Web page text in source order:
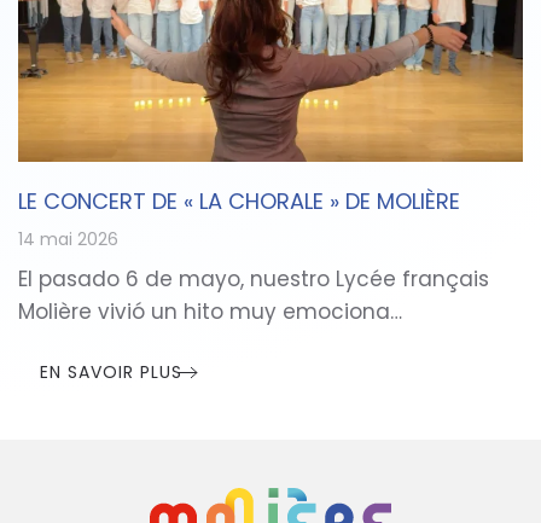
LE CONCERT DE « LA CHORALE » DE MOLIÈRE
14 mai 2026
El pasado 6 de mayo, nuestro Lycée français
Molière vivió un hito muy emociona…
EN SAVOIR PLUS